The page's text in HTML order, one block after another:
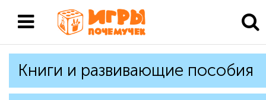
Книги и развивающие пособия